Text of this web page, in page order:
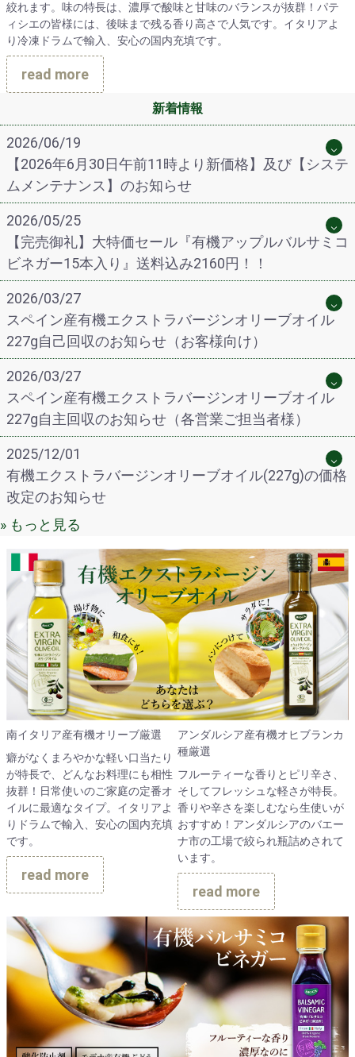
絞れます。味の特長は、濃厚で酸味と甘味のバランスが抜群！パテ
ィシエの皆様には、後味まで残る香り高さで人気です。イタリアよ
り冷凍ドラムで輸入、安心の国内充填です。
read more
新着情報
2026/06/19
【2026年6月30日午前11時より新価格】及び【システ
ムメンテナンス】のお知らせ
2026/05/25
【完売御礼】大特価セール『有機アップルバルサミコ
ビネガー15本入り』送料込み2160円！！
2026/03/27
スペイン産有機エクストラバージンオリーブオイル
227g自己回収のお知らせ（お客様向け）
2026/03/27
スペイン産有機エクストラバージンオリーブオイル
227g自主回収のお知らせ（各営業ご担当者様）
2025/12/01
有機エクストラバージンオリーブオイル(227g)の価格
改定のお知らせ
» もっと見る
南イタリア産有機オリーブ厳選
癖がなくまろやかな軽い口当たり
が特長で、どんなお料理にも相性
抜群！日常使いのご家庭の定番オ
イルに最適なタイプ。イタリアよ
りドラムで輸入、安心の国内充填
です。
read more
アンダルシア産有機オヒブランカ
種厳選
フルーティーな香りとピリ辛さ、
そしてフレッシュな軽さが特長。
香りや辛さを楽しむなら生使いが
おすすめ！アンダルシアのバエー
ナ市の工場で絞られ瓶詰めされて
います。
read more